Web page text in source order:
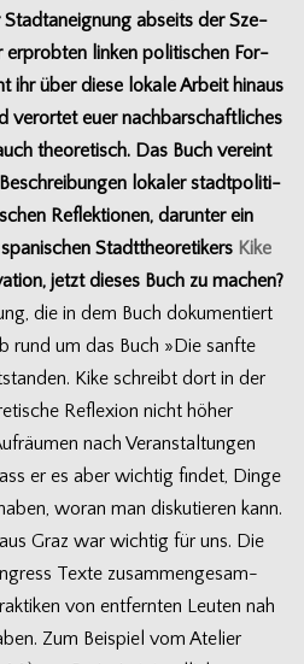
abseits der Sze­
erprob­ten lin­ken poli­ti­schen For­
ihr über diese lokale Arbeit hin­aus
ver­or­tet euer nach­bar­schaft­li­ches
theo­re­tisch. Das Buch ver­eint
loka­ler stadt­po­li­ti­
Reflek­tio­nen, dar­un­ter ein
Stadt­theo­re­ti­kers Kike
jetzt die­ses Buch zu machen?
die in dem Buch doku­men­tiert
rund um das Buch »Die sanfte
Kike schreibt dort in der
Refle­xion nicht höher
nach Ver­an­stal­tun­gen
er es aber wich­tig fin­det, Dinge
woran man dis­ku­tie­ren kann.
Graz war wich­tig für uns. Die
Texte zusam­men­ge­sam­
von ent­fern­ten Leu­ten nah
Zum Bei­spiel vom Ate­lier